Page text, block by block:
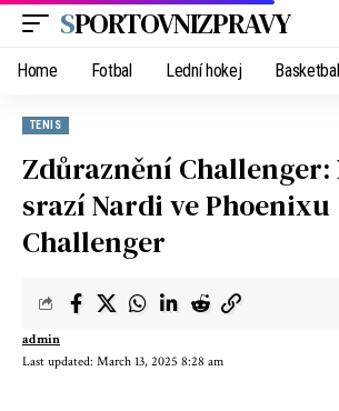
SPORTOVNIZPRAVY
Home Fotbal Lední hokej Basketbal
TENIS
Zdůraznění
srazí Nardi ve Phoenixu
Challenger
Last updated: March 13, 2025 8:28 am
admin